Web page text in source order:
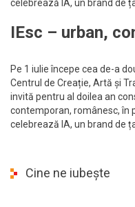
celebrează IA, un brand de
IEsc – urban,
Pe 1 iulie începe cea de-a
Centrul de Creație, Artă și
invită pentru al doilea an
contemporan, românesc, în
celebrează IA, un brand de
Cine ne iubește